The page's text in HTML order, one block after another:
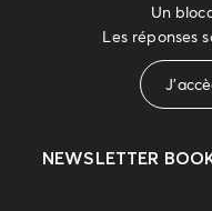
Un
Les réponses
NEWSLETTER